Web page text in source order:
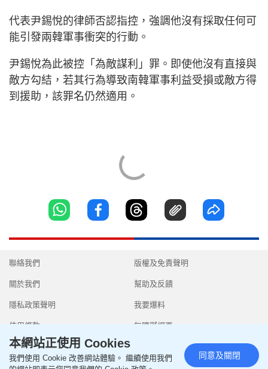
代表尹錫悅的律師否認指控，強調他沒有採取任何可
能引發兩韓軍事衝突的行動。
尹錫悅為此被控「為敵謀利」罪。即使他沒有直接與
敵方勾結，若其行為導致南韓軍事利益受損或敵方得
到援助，該罪名仍然適用。
聯絡我們
關於我們
隱私政策聲明
使用條款
版權及免責聲明
幫助及反饋
我要爆料
無障礙網頁
本網站正使用 Cookies
我們使用 Cookie 改善網站體驗。 繼續使用我們
同意及關閉